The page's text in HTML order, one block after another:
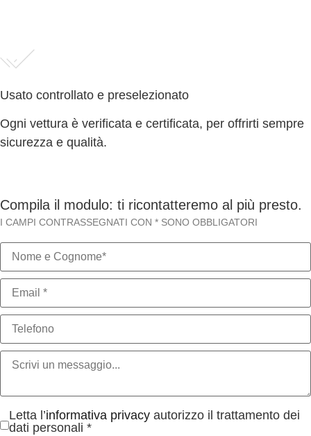
Usato controllato e preselezionato
Ogni vettura è verificata e certificata, per offrirti sempre
sicurezza e qualità.
Compila il modulo: ti ricontatteremo al più presto.
I CAMPI CONTRASSEGNATI CON * SONO OBBLIGATORI
Letta l’informativa privacy autorizzo il trattamento dei
dati personali *